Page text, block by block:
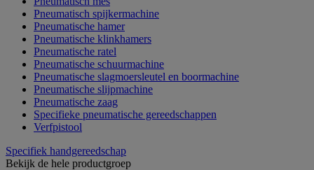
Pneumatisch spijkermachine
Pneumatische hamer
Pneumatische klinkhamers
Pneumatische ratel
Pneumatische schuurmachine
Pneumatische slagmoersleutel en boormachine
Pneumatische slijpmachine
Pneumatische zaag
Specifieke pneumatische gereedschappen
Verfpistool
Specifiek handgereedschap
Bekijk de hele productgroep